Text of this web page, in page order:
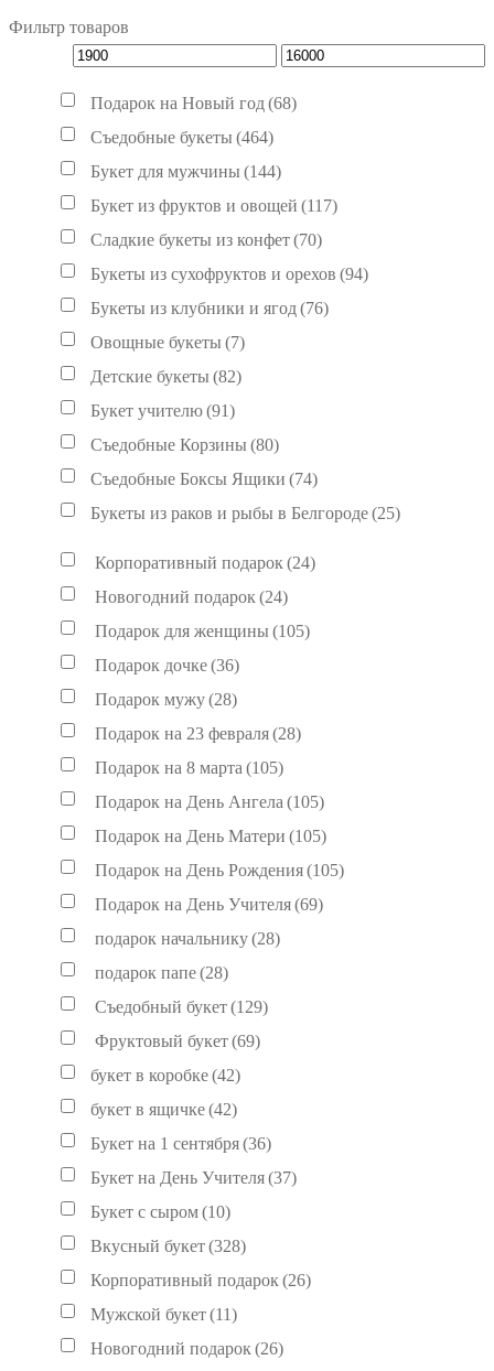
Фильтр товаров
Подарок на Новый год(68)
Съедобные букеты (464)
Букет для мужчины (144)
Букет из фруктов и овощей (117)
Сладкие букеты из конфет(70)
Букеты из сухофруктов и орехов (94)
Букеты из клубники и ягод(76)
Овощные букеты (7)
Детские букеты (82)
Букет учителю(91)
Съедобные Корзины (80)
Съедобные Боксы Ящики (74)
Букеты из раков и рыбы в Белгороде(25)
Корпоративный подарок (24)
Новогодний подарок (24)
Подарок для женщины (105)
Подарок дочке(36)
Подарок мужу(28)
Подарок на 23 февраля(28)
Подарок на 8 марта (105)
Подарок на День Ангела (105)
Подарок на День Матери (105)
Подарок на День Рождения(105)
Подарок на День Учителя(69)
подарок начальнику(28)
подарок папе(28)
Съедобный букет(129)
Фруктовый букет(69)
букет в коробке(42)
букет в ящичке(42)
Букет на 1 сентября(36)
Букет на День Учителя(37)
Букет с сыром(10)
Вкусный букет(328)
Корпоративный подарок (26)
Мужской букет(11)
Новогодний подарок (26)